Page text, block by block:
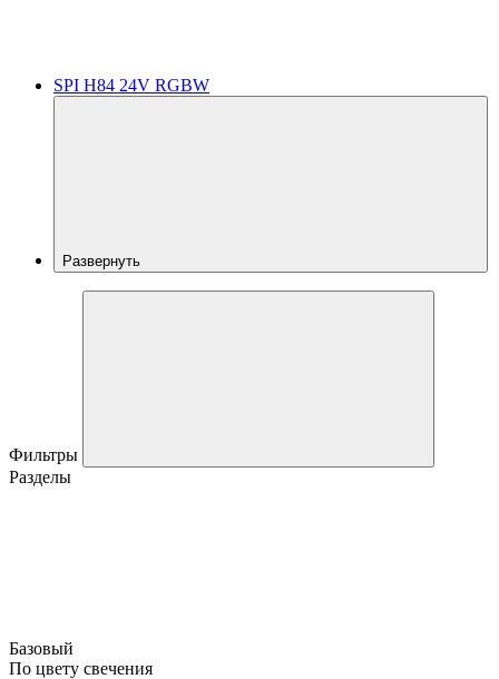
SPI H84 24V RGBW
Развернуть
Фильтры
Разделы
Базовый
По цвету свечения